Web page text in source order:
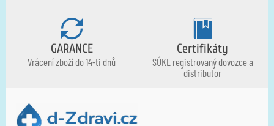
GARANCE
Vrácení zboží do 14-ti dnů
Certifikáty
SÚKL registrovaný dovozce a
distributor